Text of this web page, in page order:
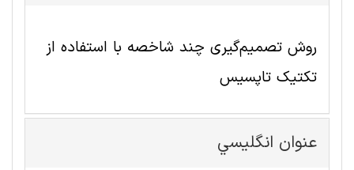
روش تصمیم‌گیری چند شاخصه با استفاده از
تکتیک تاپسیس
عنوان انگليسي